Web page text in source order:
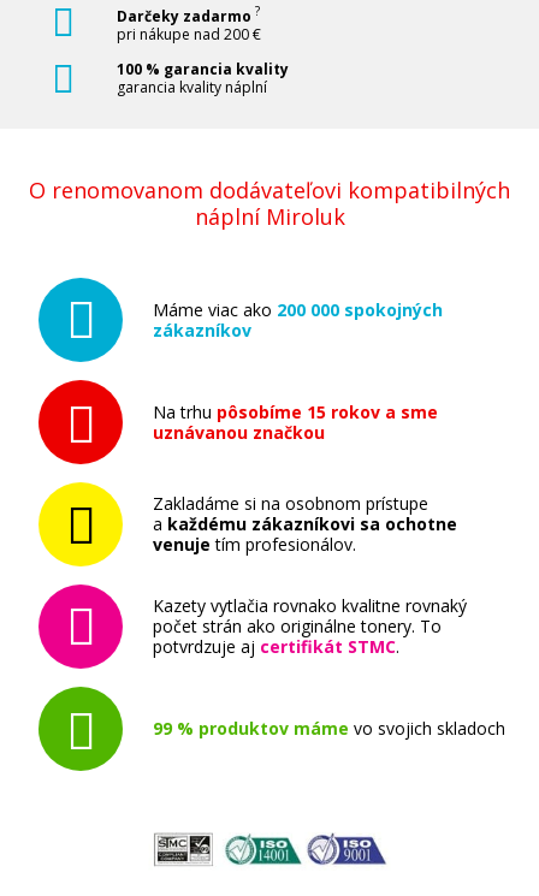
Darčeky zadarmo ?
pri nákupe nad 200 €
100 % garancia kvality
garancia kvality náplní
O renomovanom dodávateľovi kompatibilných
náplní Miroluk
Máme viac ako 200 000 spokojných
zákazníkov
Na trhu pôsobíme 15 rokov a sme
uznávanou značkou
Zakladáme si na osobnom prístupe
a každému zákazníkovi sa ochotne
venuje tím profesionálov.
Kazety vytlačia rovnako kvalitne rovnaký
počet strán ako originálne tonery. To
potvrdzuje aj certifikát STMC.
99 % produktov máme vo svojich skladoch